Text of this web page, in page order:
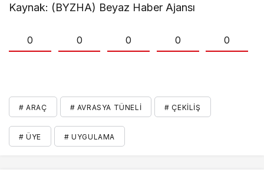
Kaynak: (BYZHA) Beyaz Haber Ajansı
0 0 0 0 0
# ARAÇ # AVRASYA TÜNELI # ÇEKILIŞ
# ÜYE # UYGULAMA